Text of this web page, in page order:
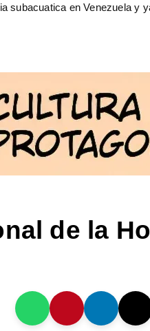
subacuatica en Venezuela y
de la